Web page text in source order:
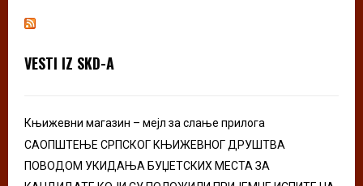
h
r
VESTI IZ SKD-A
Књижевни магазин – мејл за слање прилога
САОПШТЕЊЕ СРПСКОГ КЊИЖЕВНОГ ДРУШТВА
ПОВОДОМ УКИДАЊА БУЏЕТСКИХ МЕСТА ЗА